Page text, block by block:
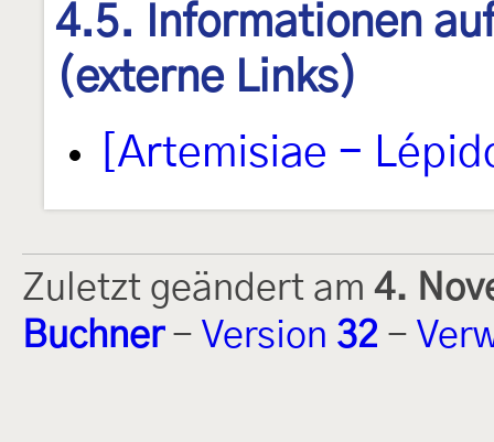
4.5. Informationen
(externe Links)
[Artemisiae -
Zuletzt geändert am 4.
Buchner- Version 32 -